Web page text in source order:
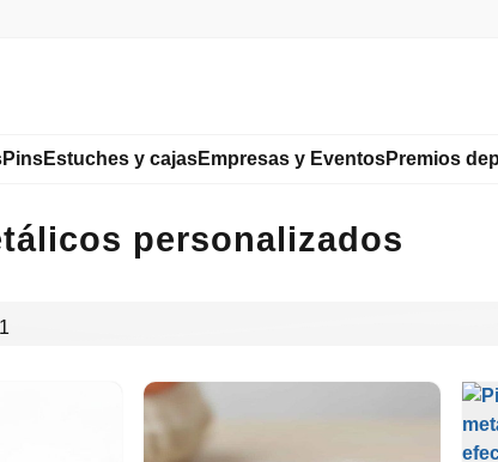
PinsEstuches y cajasEmpresas y EventosPremios
personalizados